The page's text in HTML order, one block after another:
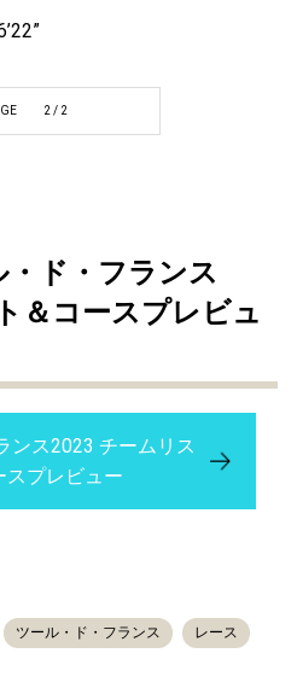
2 / 2
・ド・フランス
＆コースプレビュ
ンス2023 チームリス
スプレビュー
ツール・ド・フランス レース